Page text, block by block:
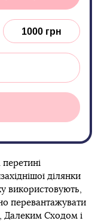
1000 грн
ділянки
використовують,
перевантажувати
Далеким Сходом і